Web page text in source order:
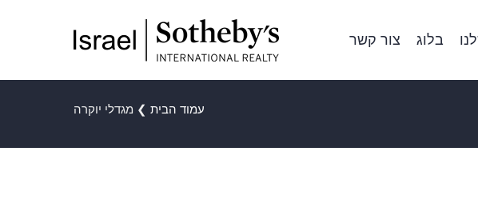
בלוג צור קשר
עמוד הבית ❯ מגדלי יוקרה